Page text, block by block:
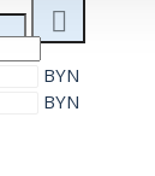
BYN
BYN